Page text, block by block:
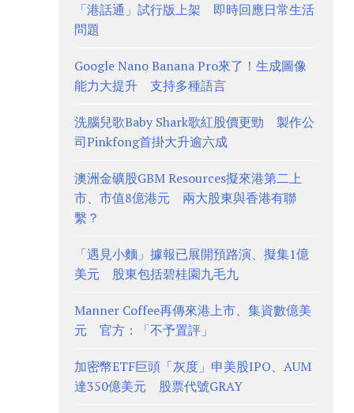
「港話通」試行版上架 即時回應日常生活
問題
Google Nano Banana Pro來了！生成圖像
能力大提升 支持多種語言
洗腦兒歌Baby Shark歌紅股價更勁 製作公
司Pinkfong首掛大升逾六成
澳洲金礦股GBM Resources擬來港第二上
市、市值8億港元 兩大股東與香港有聯
繫？
「遇見小麵」據報已展開預路演、擬集1億
美元 股東包括碧桂園九毛九
Manner Coffee再傳來港上市、集資數億美
元 官方：「不予置評」
加密幣ETF巨頭「灰度」申美股IPO、AUM
達350億美元 股票代號GRAY